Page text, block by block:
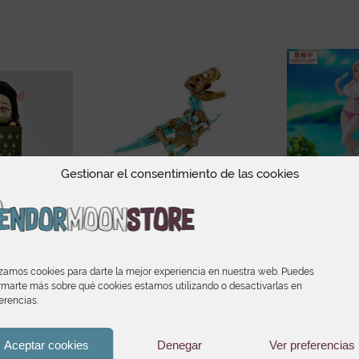
Gestionar el consentimiento de las cookies
cookies para darte la mejor experiencia en nuestra web. Puedes
más sobre qué cookies estamos utilizando o desactivarlas en
Aceptar cookies Denegar Ver preferencias
Demon
No yaiba
Figure
Ver.1
original
era:
actual
es:
Deluxe WFC-GS25
Transmutate
Iroha
Tokyo